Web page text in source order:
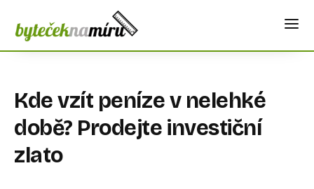
Kde vzít peníze v nelehké
době? Prodejte investiční
zlato